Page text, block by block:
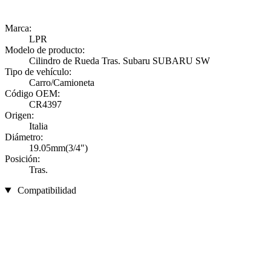
Marca:
LPR
Modelo de producto:
Cilindro de Rueda Tras. Subaru SUBARU SW
Tipo de vehículo:
Carro/Camioneta
Código OEM:
CR4397
Origen:
Italia
Diámetro:
19.05mm(3/4")
Posición:
Tras.
Compatibilidad